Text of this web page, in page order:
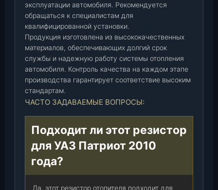
5
.
3
7
2
9
0
/
7
эксплуатации автомобиля. Рекомендуется
обращаться к специалистам для
квалифицированной установки.
Продукция изготовлена из высококачественных
материалов, обеспечивающих долгий срок
службы и надежную работу системы отопления
автомобиля. Контроль качества на каждом этапе
производства гарантирует соответствие высоким
стандартам.
ЧАСТО ЗАДАВАЕМЫЕ ВОПРОСЫ:
Подходит ли этот резистор
для УАЗ Патриот 2010
года?
Да, этот резистор отопителя подходит для